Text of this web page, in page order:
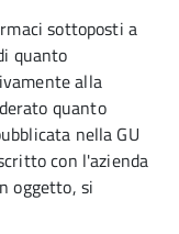
sottoposti a
quanto
alla
quanto
nella GU
con l'azienda
oggetto, si